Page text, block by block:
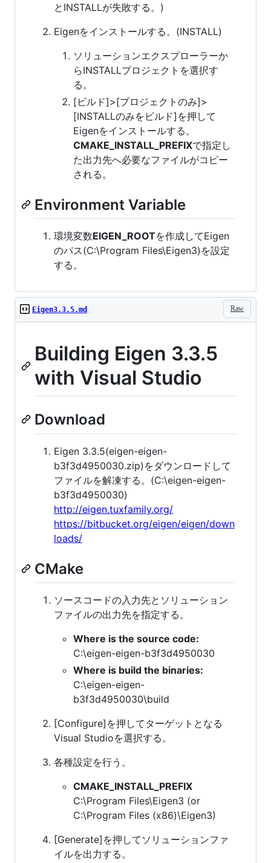
とINSTALLが失敗する。)
Eigenをインストールする。(INSTALL)
ソリューションエクスプローラーか
らINSTALLプロジェクトを選択す
る。
[ビルド]>[プロジェクトのみ]>
[INSTALLのみをビルド]を押して
Eigenをインストールする。
CMAKE_INSTALL_PREFIXで指定し
た出力先へ必要なファイルがコピー
される。
Environment Variable
環境変数EIGEN_ROOTを作成してEigen
のパス(C:\Program Files\Eigen3)を設定
する。
Raw
Eigen3.3.5.md
Building Eigen 3.3.5
with Visual Studio
Download
Eigen 3.3.5(eigen-eigen-
b3f3d4950030.zip)をダウンロードして
ファイルを解凍する。(C:\eigen-eigen-
b3f3d4950030)
http://eigen.tuxfamily.org/
https://bitbucket.org/eigen/eigen/down
loads/
CMake
ソースコードの入力先とソリューション
ファイルの出力先を指定する。
Where is the source code:
C:\eigen-eigen-b3f3d4950030
Where is build the binaries:
C:\eigen-eigen-
b3f3d4950030\build
[Configure]を押してターゲットとなる
Visual Studioを選択する。
各種設定を行う。
CMAKE_INSTALL_PREFIX
C:\Program Files\Eigen3 (or
C:\Program Files (x86)\Eigen3)
[Generate]を押してソリューションファ
イルを出力する。